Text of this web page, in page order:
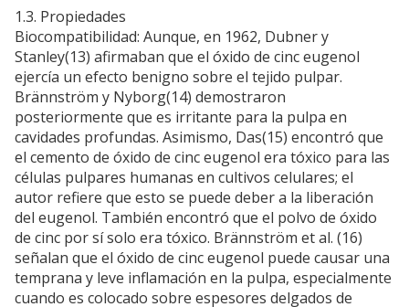
1.3. Propiedades
Biocompatibilidad: Aunque, en 1962, Dubner y
Stanley(13) afirmaban que el óxido de cinc eugenol
ejercía un efecto benigno sobre el tejido pulpar.
Brännström y Nyborg(14) demostraron
posteriormente que es irritante para la pulpa en
cavidades profundas. Asimismo, Das(15) encontró que
el cemento de óxido de cinc eugenol era tóxico para las
células pulpares humanas en cultivos celulares; el
autor refiere que esto se puede deber a la liberación
del eugenol. También encontró que el polvo de óxido
de cinc por sí solo era tóxico. Brännström et al. (16)
señalan que el óxido de cinc eugenol puede causar una
temprana y leve inflamación en la pulpa, especialmente
cuando es colocado sobre espesores delgados de